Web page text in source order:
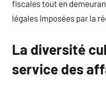
fiscales tout en
légales imposées par la
La diversité
service des